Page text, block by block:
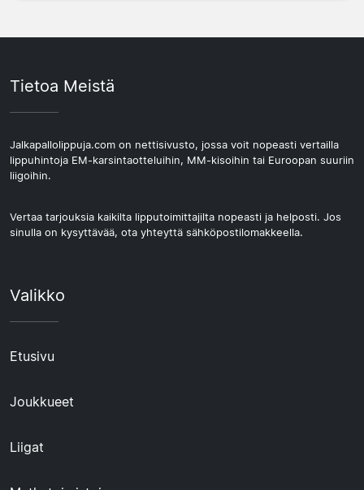
Tietoa Meistä
Jalkapallolippuja.com on nettisivusto, jossa voit nopeasti vertailla
lippuhintoja EM-karsintaotteluihin, MM-kisoihin tai Euroopan suuriin
liigoihin.
Vertaa tarjouksia kaikilta lipputoimittajilta nopeasti ja helposti. Jos
sinulla on kysyttävää, ota yhteyttä sähköpostilomakkeella.
Valikko
Etusivu
Joukkueet
Liigat